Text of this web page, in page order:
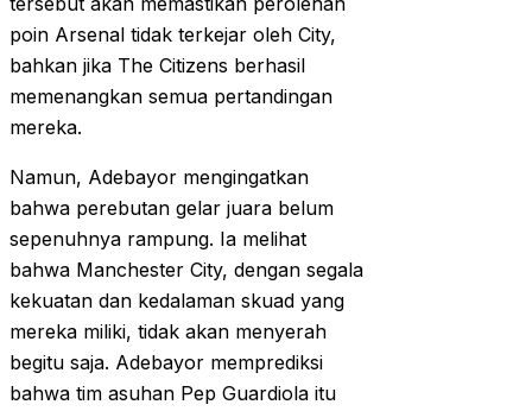
poin Arsenal tidak terkejar oleh City,
bahkan jika The Citizens berhasil
memenangkan semua pertandingan
mereka.
Namun, Adebayor mengingatkan
bahwa perebutan gelar juara belum
sepenuhnya rampung. Ia melihat
bahwa Manchester City, dengan segala
kekuatan dan kedalaman skuad yang
mereka miliki, tidak akan menyerah
begitu saja. Adebayor memprediksi
bahwa tim asuhan Pep Guardiola itu